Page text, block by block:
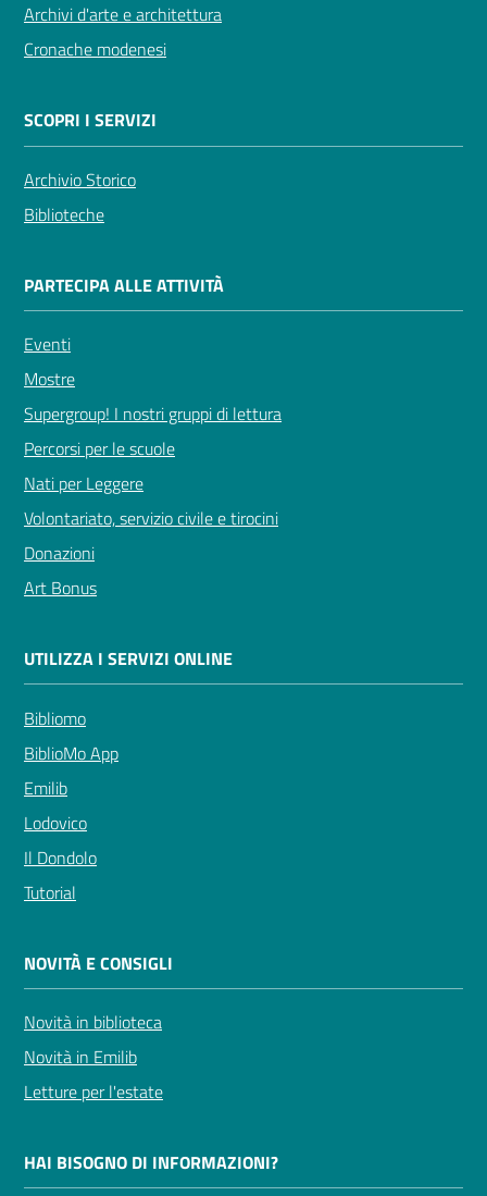
Archivi d'arte e architettura
Cronache modenesi
SCOPRI I SERVIZI
Archivio Storico
Biblioteche
PARTECIPA ALLE ATTIVITÀ
Eventi
Mostre
Supergroup! I nostri gruppi di lettura
Percorsi per le scuole
Nati per Leggere
Volontariato, servizio civile e tirocini
Donazioni
Art Bonus
UTILIZZA I SERVIZI ONLINE
Bibliomo
BiblioMo App
Emilib
Lodovico
Il Dondolo
Tutorial
NOVITÀ E CONSIGLI
Novità in biblioteca
Novità in Emilib
Letture per l'estate
HAI BISOGNO DI INFORMAZIONI?